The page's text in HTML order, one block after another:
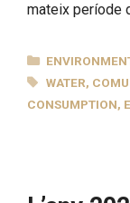
mateix període
CATEGORIES
TAGS
WATER,
CONSUMPTION,